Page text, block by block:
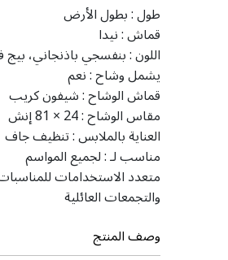
طول :بطول الأرض
قماش :نيدا
اللون :بنفسجي باذنجاني، بيج
يشمل وشاح :نعم
قماش الوشاح :شيفون كريب
مقاس الوشاح :24 × 81 إنش
العناية بالملابس :تنظيف جاف
مناسب لـ :لجميع المواسم
متعدد الاستخدامات
والتجمعات العائلية
وصف المنتج